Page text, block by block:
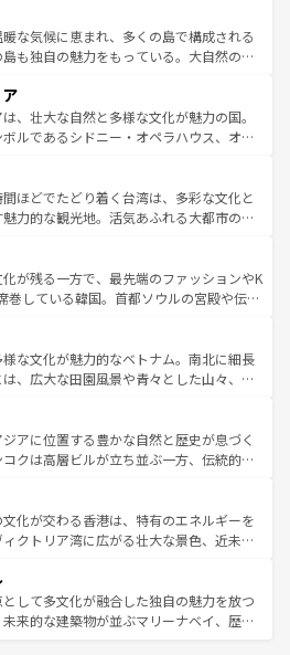
観光を楽しむこともできる。 なお、新
はコンテンツ一覧 を参照してほしい。
は、観光、ショッピング、エンターテイ
た刺激的なスポットだ。一方、アメリカ
広がり、グランドキャニオンやイエロー
ンズでは、音楽と美食が融合した独特の
者はアメリカの各地域で異なる魅力を楽
多様性と豊かな歴史を感じることができ
イルだ。 なお、新着のアメリカ
ツ一覧を参照してほしい。
な気候に恵まれ、多くの島で構成される
も独自の魅力をもっている。大自然の神
い。また、定番の観光地といえばオアフ
然を求めるならマウイ島やカウアイ島が
ルドグリーンに輝く海をはじめ、豊かな
心で訪れる人々を迎えてくれるハワイの
ーカルフードやハワイアンミュージッ
ダンスなど、すべてがハワイの魅力を彩
い。 なお、新着のハワイ情報
を参照してほしい。
、壮大な自然と多様な文化が魅力の国。
ルであるシドニー・オペラハウス、オー
中央部にそびえるウルル（エアーズロッ
の美しい原生林やケアンズの熱帯雨林な
くさん。また、カフェやワイン、オージ
ティも充実しており、サーフィンやダイ
グなど、アウトドア好きにはたまらな
アの多彩な魅力を存分に味わいつくそ
ほどでたどり着く台湾は、多彩な文化と
力的な観光地。活気あふれる大都市の台
岳地帯である台湾東部など、都市の喧騒
共存しており、訪れる人に新しい発見と
くれる。また、奥深い台湾の食文化も魅
のスイーツなど、バラエティ豊かな料理
わえる。 なお、新着の台湾情報は コンテンツ一覧を参
が残る一方で、最先端のファッションやK
巻している韓国。首都ソウルの宮殿や伝統
ばせば四季折々の自然美を楽しむことが
キムチや焼肉、絶品のストリートフード
韓国料理が待っている。夜には、韓国な
がら、韓国の多彩な魅力を心ゆくまで味
わってみてほしい。 なお、新着の韓国情報はコンテンツ一
い。
な文化が魅力的なベトナム。南北に細長
、広大な田園風景や青々とした山々、世
伝統が息づく。ハノイの古い町並みやホ
ンス統治時代の建物も、独特の雰囲気を
また、バラエティの豊かさとおいしさで
インミー、ベトナムコーヒーなどは、ぜ
い。どの地域を訪れてもあたたかい人々
くれるので、きっと忘れられない旅にな
アに位置する豊かな自然と歴史が息づく
クは高層ビルが立ち並ぶ一方、伝統的な
いる。北部ではチェンマイなどの山岳地
い、南部ではプーケットやクラビの美し
ト気分を楽しむことができる。タイ料理
年中温暖で、どの季節にも異なる楽しみ
しみやすいタイの人々、仏教を中心とし
様な観光資源が、訪れる旅人を魅了し続
化が交わる香港は、特有のエネルギーを
クトリア湾に広がる壮大な景色、近未来
も感動するはず。観光スポットが密集し
見どころを回れるのも魅力。息をのむよ
的な体験まで、香港を存分に楽しみ尽く
して多文化が融合した独自の魅力を放つ
来的な建築物が並ぶマリーナベイ、歴史